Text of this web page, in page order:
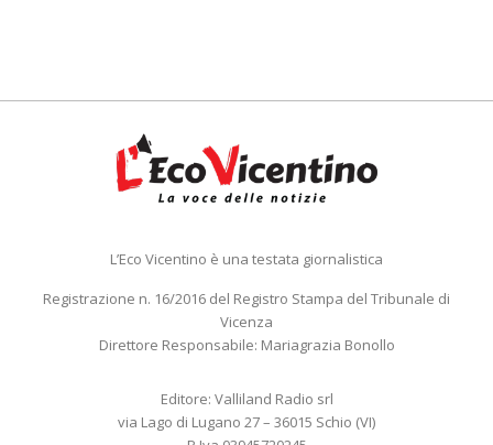
L’Eco Vicentino è una testata giornalistica
Registrazione n. 16/2016 del Registro Stampa del Tribunale di
Vicenza
Direttore Responsabile: Mariagrazia Bonollo
Editore: Valliland Radio srl
via Lago di Lugano 27 – 36015 Schio (VI)